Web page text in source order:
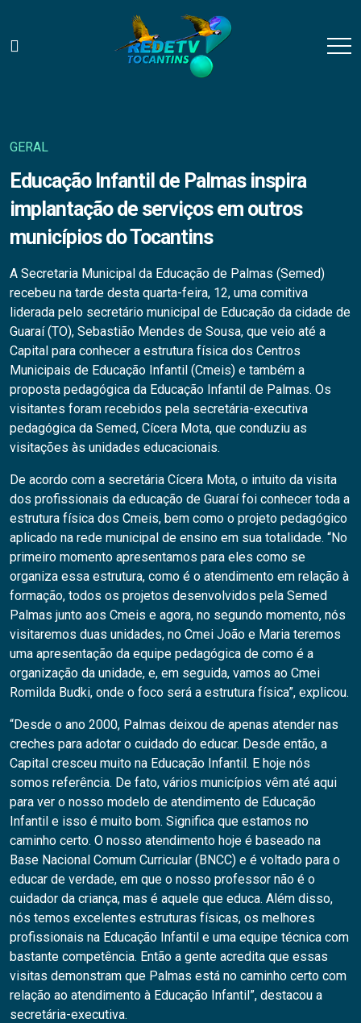
GERAL
Educação Infantil de Palmas inspira
implantação de serviços em outros
municípios do Tocantins
A Secretaria Municipal da Educação de Palmas (Semed)
recebeu na tarde desta quarta-feira, 12, uma comitiva
liderada pelo secretário municipal de Educação da cidade de
Guaraí (TO), Sebastião Mendes de Sousa, que veio até a
Capital para conhecer a estrutura física dos Centros
Municipais de Educação Infantil (Cmeis) e também a
proposta pedagógica da Educação Infantil de Palmas. Os
visitantes foram recebidos pela secretária-executiva
pedagógica da Semed, Cícera Mota, que conduziu as
visitações às unidades educacionais.
De acordo com a secretária Cícera Mota, o intuito da visita
dos profissionais da educação de Guaraí foi conhecer toda a
estrutura física dos Cmeis, bem como o projeto pedagógico
aplicado na rede municipal de ensino em sua totalidade. “No
primeiro momento apresentamos para eles como se
organiza essa estrutura, como é o atendimento em relação à
formação, todos os projetos desenvolvidos pela Semed
Palmas junto aos Cmeis e agora, no segundo momento, nós
visitaremos duas unidades, no Cmei João e Maria teremos
uma apresentação da equipe pedagógica de como é a
organização da unidade, e, em seguida, vamos ao Cmei
Romilda Budki, onde o foco será a estrutura física”, explicou.
“Desde o ano 2000, Palmas deixou de apenas atender nas
creches para adotar o cuidado do educar. Desde então, a
Capital cresceu muito na Educação Infantil. E hoje nós
somos referência. De fato, vários municípios vêm até aqui
para ver o nosso modelo de atendimento de Educação
Infantil e isso é muito bom. Significa que estamos no
caminho certo. O nosso atendimento hoje é baseado na
Base Nacional Comum Curricular (BNCC) e é voltado para o
educar de verdade, em que o nosso professor não é o
cuidador da criança, mas é aquele que educa. Além disso,
nós temos excelentes estruturas físicas, os melhores
profissionais na Educação Infantil e uma equipe técnica com
bastante competência. Então a gente acredita que essas
visitas demonstram que Palmas está no caminho certo com
relação ao atendimento à Educação Infantil”, destacou a
secretária-executiva.